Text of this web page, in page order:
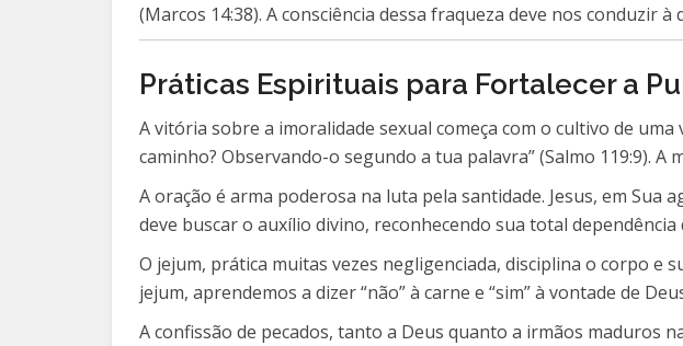
(Marcos 14:38). A consciência dessa fraqueza deve nos conduzir
Práticas Espirituais para Fortalecer a
A vitória sobre a imoralidade sexual começa com o cultivo de
caminho? Observando-o segundo a tua palavra” (Salmo 119:9).
A oração é arma poderosa na luta pela santidade. Jesus, em
deve buscar o auxílio divino, reconhecendo sua total dependência
O jejum, prática muitas vezes negligenciada, disciplina o corpo e
jejum, aprendemos a dizer “não” à carne e “sim” à vontade de
A confissão de pecados, tanto a Deus quanto a irmãos maduros